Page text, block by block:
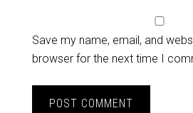
Save my name, email, and
browser for the next time I